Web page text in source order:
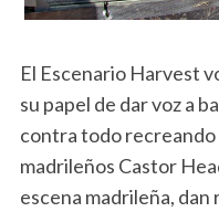
El Escenario Harvest
su papel de dar voz a
contra todo recreando
madrileños Castor
escena madrileña, dan